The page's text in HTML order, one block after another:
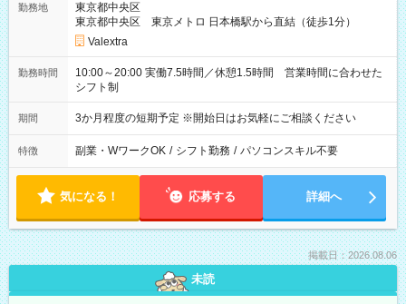
勤務地
東京都中央区
東京都中央区 東京メトロ 日本橋駅から直結（徒歩1分）
Valextra
勤務時間
10:00～20:00 実働7.5時間／休憩1.5時間 営業時間に合わせた
シフト制
期間 3か月程度の短期予定 ※開始日はお気軽にご相談ください
特徴 副業・WワークOK / シフト勤務 / パソコンスキル不要
気になる！ 応募する 詳細へ
掲載日：2026.08.06
未読